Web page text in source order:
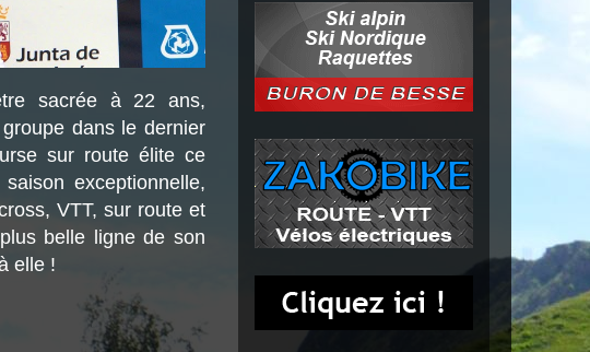
sacrée à 22 ans,
dans le dernier
sur route élite ce
exceptionnelle,
VTT, sur route et
belle ligne de son
elle !